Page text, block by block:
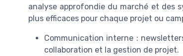
analyse approfondie du marché et des
plus efficaces pour chaque projet ou
Communication interne :
collaboration et la gestion de projet.